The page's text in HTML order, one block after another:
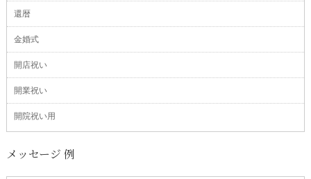
還暦
金婚式
開店祝い
開業祝い
開院祝い用
メッセージ 例